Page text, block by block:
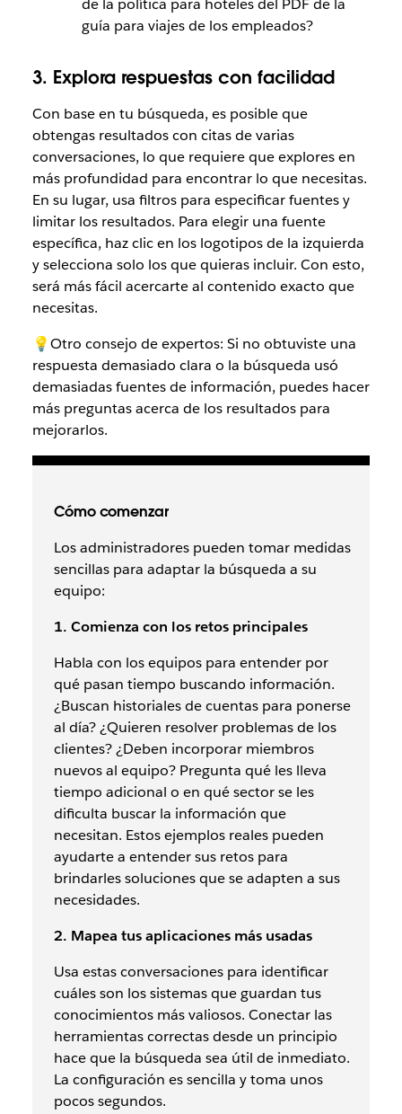
de la política para hoteles del PDF de la
guía para viajes de los empleados?
3. Explora respuestas con facilidad
Con base en tu búsqueda, es posible que
obtengas resultados con citas de varias
conversaciones, lo que requiere que explores en
más profundidad para encontrar lo que necesitas.
En su lugar, usa filtros para especificar fuentes y
limitar los resultados. Para elegir una fuente
específica, haz clic en los logotipos de la izquierda
y selecciona solo los que quieras incluir. Con esto,
será más fácil acercarte al contenido exacto que
necesitas.
💡Otro consejo de expertos: Si no obtuviste una
respuesta demasiado clara o la búsqueda usó
demasiadas fuentes de información, puedes hacer
más preguntas acerca de los resultados para
mejorarlos.
Cómo comenzar
Los administradores pueden tomar medidas
sencillas para adaptar la búsqueda a su
equipo:
1. Comienza con los retos principales
Habla con los equipos para entender por
qué pasan tiempo buscando información.
¿Buscan historiales de cuentas para ponerse
al día? ¿Quieren resolver problemas de los
clientes? ¿Deben incorporar miembros
nuevos al equipo? Pregunta qué les lleva
tiempo adicional o en qué sector se les
dificulta buscar la información que
necesitan. Estos ejemplos reales pueden
ayudarte a entender sus retos para
brindarles soluciones que se adapten a sus
necesidades.
2. Mapea tus aplicaciones más usadas
Usa estas conversaciones para identificar
cuáles son los sistemas que guardan tus
conocimientos más valiosos. Conectar las
herramientas correctas desde un principio
hace que la búsqueda sea útil de inmediato.
La configuración es sencilla y toma unos
pocos segundos.